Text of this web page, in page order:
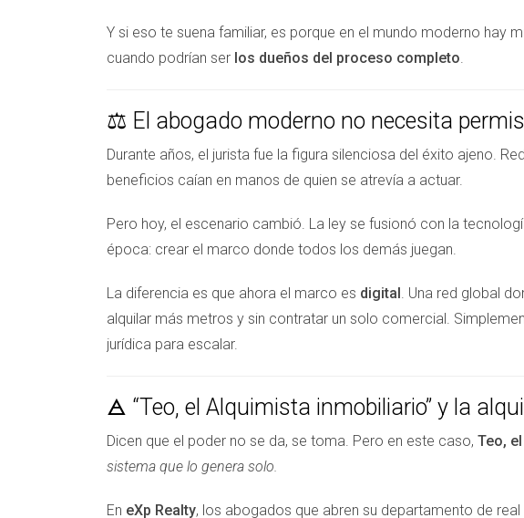
Y si eso te suena familiar, es porque en el mundo moderno
cuando podrían ser los dueños del proceso completo.
⚖️ El abogado moderno no necesita
Durante años, el jurista fue la figura silenciosa del éxito ajeno.
beneficios caían en manos de quien se atrevía a actuar.
Pero hoy, el escenario cambió. La ley se fusionó con la
época: crear el marco donde todos los demás juegan.
La diferencia es que ahora el marco es digital. Una red global
alquilar más metros y sin contratar un solo comercial.
jurídica para escalar.
🜁 “Teo, el Alquimista inmobiliario” y la
Dicen que el poder no se da, se toma. Pero en este caso, Teo,
sistema que lo genera solo.
En eXp Realty, los abogados que abren su departamento de